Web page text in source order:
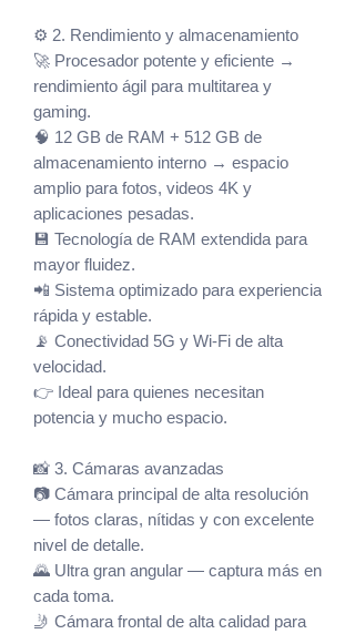
⚙️ 2. Rendimiento y almacenamiento
🚀 Procesador potente y eficiente →
rendimiento ágil para multitarea y
gaming.
🧠 12 GB de RAM + 512 GB de
almacenamiento interno → espacio
amplio para fotos, videos 4K y
aplicaciones pesadas.
💾 Tecnología de RAM extendida para
mayor fluidez.
📲 Sistema optimizado para experiencia
rápida y estable.
📡 Conectividad 5G y Wi-Fi de alta
velocidad.
👉 Ideal para quienes necesitan
potencia y mucho espacio.
📸 3. Cámaras avanzadas
📷 Cámara principal de alta resolución
— fotos claras, nítidas y con excelente
nivel de detalle.
🌄 Ultra gran angular — captura más en
cada toma.
🤳 Cámara frontal de alta calidad para